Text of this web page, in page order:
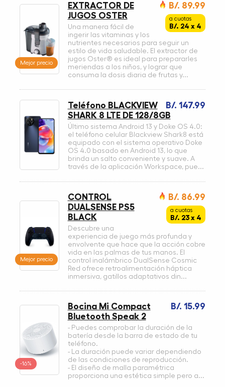
Mejor precio
B/. 89.99
a cuotas
B/. 24 x 4
EXTRACTOR DE
JUGOS OSTER
Una manera fácil de
ingerir las vitaminas y los
nutrientes necesarios para seguir un
estilo de vida saludable. El extractor de
jugos Oster® es ideal para prepararles
meriendas a los niños, y lograr que
consuma la dosis diaria de frutas y...
B/. 147.99
Teléfono BLACKVIEW
SHARK 8 LTE DE 128/8GB
Último sistema Android 13 y Doke OS 4.0:
el teléfono celular Blackview Shark8 está
equipado con el sistema operativo Doke
OS 4.0 basado en Android 13, lo que
brinda un salto conveniente y suave. A
través de la aplicación Workspace, pue...
Mejor precio
B/. 86.99
a cuotas
B/. 23 x 4
CONTROL
DUALSENSE PS5
BLACK
Descubre una
experiencia de juego más profunda y
envolvente que hace que la acción cobre
vida en las palmas de tus manos. El
control inalámbrico DualSense Cosmic
Red ofrece retroalimentación háptica
inmersiva, gatillos adaptativos din...
-16%
B/. 15.99
Bocina Mi Compact
Bluetooth Speak 2
- Puedes comprobar la duración de la
batería desde la barra de estado de tu
teléfono.
- La duración puede variar dependiendo
de las condiciones de reproducción.
- El diseño de malla paramétrica
proporciona una estética simple pero a...